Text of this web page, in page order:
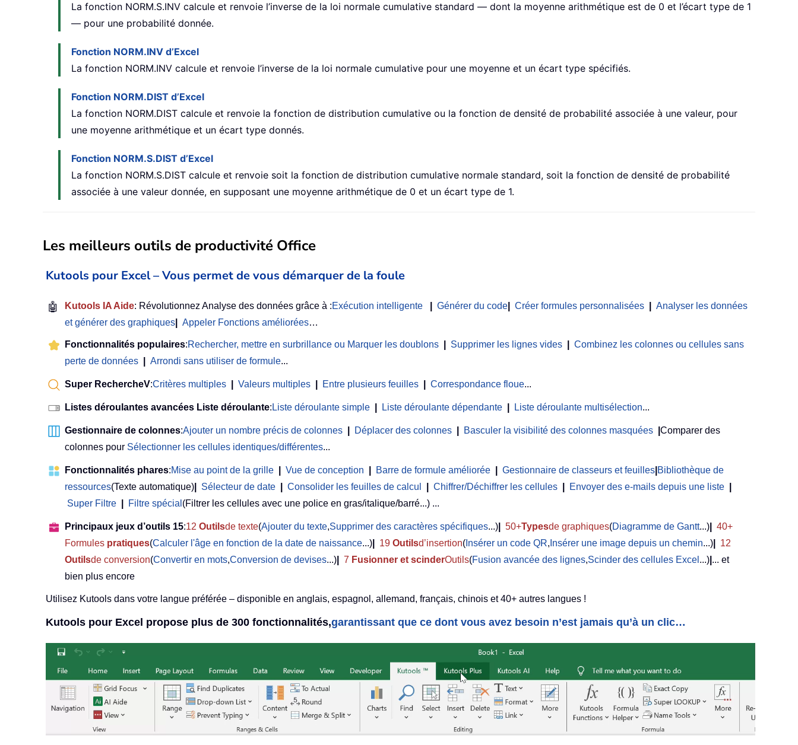
La fonction NORM.S.INV calcule et renvoie l’inverse de la loi normale cumulative standard — dont la moyenne arithmétique est de 0 et l’écart type de 1
— pour une probabilité donnée.
Fonction NORM.INV d’Excel
La fonction NORM.INV calcule et renvoie l’inverse de la loi normale cumulative pour une moyenne et un écart type spécifiés.
Fonction NORM.DIST d’Excel
La fonction NORM.DIST calcule et renvoie la fonction de distribution cumulative ou la fonction de densité de probabilité associée à une valeur, pour
une moyenne arithmétique et un écart type donnés.
Fonction NORM.S.DIST d’Excel
La fonction NORM.S.DIST calcule et renvoie soit la fonction de distribution cumulative normale standard, soit la fonction de densité de probabilité
associée à une valeur donnée, en supposant une moyenne arithmétique de 0 et un écart type de 1.
Les meilleurs outils de productivité Office
Kutools pour Excel – Vous permet de vous démarquer de la foule
🤖 Kutools IA Aide: Révolutionnez Analyse des données grâce à :Exécution intelligente Générer du code Créer formules personnalisées
Analyser les données
et générer des graphiques
Appeler Fonctions améliorées…
Fonctionnalités populaires:Rechercher, mettre en surbrillance ou Marquer les doublons Supprimer les lignes vides
Combinez les colonnes ou cellules sans
perte de données
Arrondi sans utiliser de formule...
Super RechercheV:Critères multiples Valeurs multiples Entre plusieurs feuilles Correspondance floue...
Listes déroulantes avancées Liste déroulante: Liste déroulante simple Liste déroulante dépendante Liste déroulante multisélection...
Gestionnaire de colonnes:Ajouter un nombre précis de colonnes Déplacer des colonnes Basculer la visibilité des colonnes masquées
Comparer des
colonnes pour Sélectionner les cellules identiques/différentes...
Fonctionnalités phares:Mise au point de la grille Vue de conception Barre de formule améliorée Gestionnaire de classeurs et feuilles Bibliothèque de
ressources(Texte automatique) Sélecteur de date Consolider les feuilles de calcul Chiffrer/Déchiffrer les cellules Envoyer des e-mails depuis une liste
Super Filtre
Filtre spécial (Filtrer les cellules avec une police en gras/italique/barré...) ...
Principaux jeux d’outils 15:12 Outilsde texte(Ajouter du texte,Supprimer des caractères spécifiques...) 50+Typesde graphiques(Diagramme de Gantt...)
40+
Formules pratiques(Calculer l'âge en fonction de la date de naissance...) 19 Outilsd’insertion( Insérer un code QR, Insérer une image depuis un chemin...)
12
Outilsde conversion(Convertir en mots,Conversion de devises...) 7 Fusionner et scinderOutils(Fusion avancée des lignes,Scinder des cellules Excel ...) ... et
bien plus encore
Utilisez Kutools dans votre langue préférée – disponible en anglais, espagnol, allemand, français, chinois et 40+ autres langues !
Kutools pour Excel propose plus de 300 fonctionnalités,garantissant que ce dont vous avez besoin n’est jamais qu’à un clic…